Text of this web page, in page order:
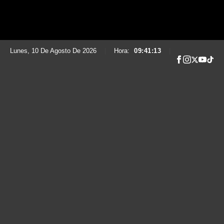
Lunes, 10 De Agosto De 2026 Hora: 09:41:14